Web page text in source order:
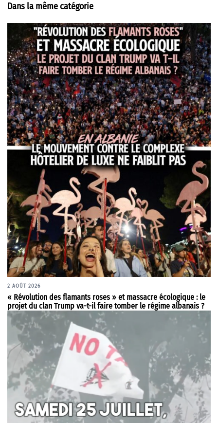
Dans la même catégorie
2 AOÛT 2026
« Révolution des flamants roses » et massacre écologique : le
projet du clan Trump va-t-il faire tomber le régime albanais ?